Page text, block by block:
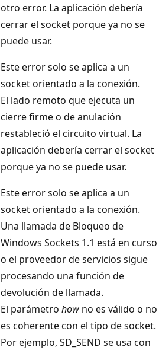
otro error. La aplicación debería
cerrar el socket porque ya no se
puede usar.
Este error solo se aplica a un
socket orientado a la conexión.
El lado remoto que ejecuta un
cierre firme o de anulación
restableció el circuito virtual. La
aplicación debería cerrar el socket
porque ya no se puede usar.
Este error solo se aplica a un
socket orientado a la conexión.
Una llamada de Bloqueo de
Windows Sockets 1.1 está en curso
o el proveedor de servicios sigue
procesando una función de
devolución de llamada.
El parámetro how no es válido o no
es coherente con el tipo de socket.
Por ejemplo, SD_SEND se usa con